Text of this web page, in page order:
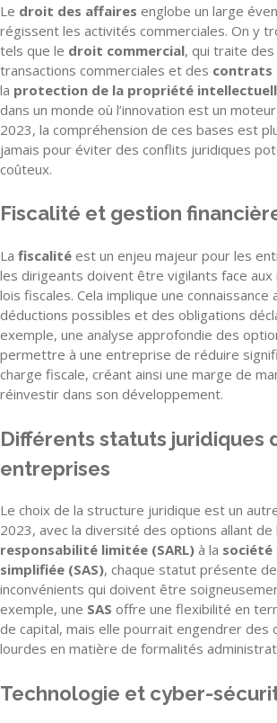
Le droit des affaires englobe un large
régissent les activités commerciales. On y
tels que le droit commercial, qui traite
transactions commerciales et des contrats
la protection de la propriété
dans un monde où l’innovation est un
2023, la compréhension de ces bases est
jamais pour éviter des conflits juridiques
coûteux.
Fiscalité et gestion
La fiscalité est un enjeu majeur pour les
les dirigeants doivent être vigilants face
lois fiscales. Cela implique une
déductions possibles et des obligations
exemple, une analyse approfondie des
permettre à une entreprise de réduire
charge fiscale, créant ainsi une marge de
réinvestir dans son développement.
Différents statuts juridiques
entreprises
Le choix de la structure juridique est un
2023, avec la diversité des options allant de
responsabilité limitée (SARL) à la société
simplifiée (SAS), chaque statut présente
inconvénients qui doivent être
exemple, une SAS offre une flexibilité en
de capital, mais elle pourrait engendrer des
lourdes en matière de formalités
Technologie et cyber-